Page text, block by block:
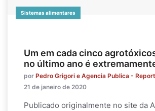
Sistemas alimentares
Um em cada cinco
no último ano é
por Pedro Grigori e Agencia Publica -
21 de janeiro de 2020
Publicado originalmente no site da